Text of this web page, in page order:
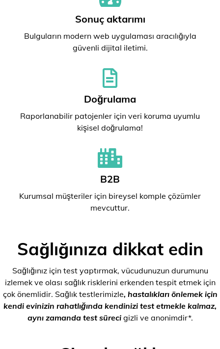
Sonuç aktarımı
Bulguların modern web uygulaması aracılığıyla
güvenli dijital iletimi.
Doğrulama
Raporlanabilir patojenler için veri koruma uyumlu
kişisel doğrulama!
B2B
Kurumsal müşteriler için bireysel komple çözümler
mevcuttur.
Sağlığınıza dikkat edin
Sağlığınız için test yaptırmak, vücudunuzun durumunu
izlemek ve olası sağlık risklerini erkenden tespit etmek için
çok önemlidir. Sağlık testlerimizle, hastalıkları önlemek için
kendi evinizin rahatlığında kendinizi test etmekle kalmaz,
aynı zamanda test süreci gizli ve anonimdir*.